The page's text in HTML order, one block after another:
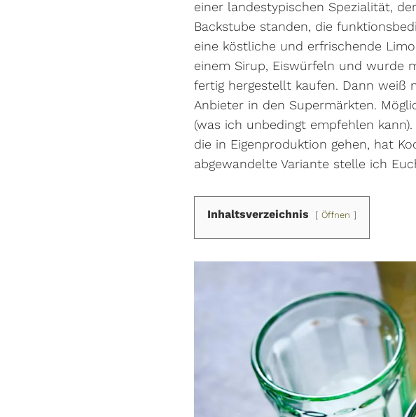
einer landestypischen Spezialität,
Backstube standen, die
eine köstliche und erfrischende
einem Sirup, Eiswürfeln und wurde
fertig hergestellt kaufen. Dann weiß
Anbieter in den Supermärkten.
(was ich unbedingt empfehlen
die in Eigenproduktion gehen, hat
abgewandelte Variante stelle ich
Inhaltsverzeichnis Öffnen